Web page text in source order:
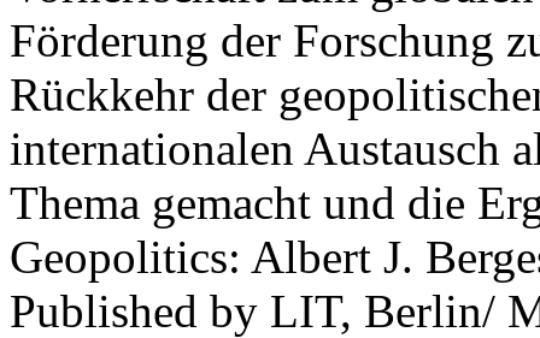
Förderung der Forschung
Rückkehr der
internationalen Austausch
Thema gemacht und die
Geopolitics: Albert J.
Published by LIT, Berlin/